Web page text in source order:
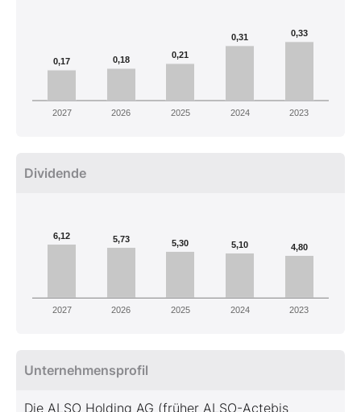
0,17 0,18 0,21
0,31 0,33
2027 2026 2025 2024 2023
Dividende
6,12 5,73 5,30 5,10 4,80
2027 2026 2025 2024 2023
Unternehmensprofil
Die ALSO Holding AG (früher ALSO-Actebis